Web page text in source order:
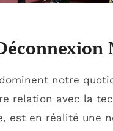
dominent notre
relation avec la
est en réalité une